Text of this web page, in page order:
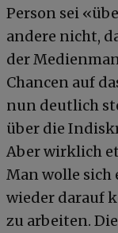
Person sei
andere nicht,
der
Chancen auf
nun deutlich
über die
Aber wirklich
Man wolle
wieder darauf
zu arbeiten.